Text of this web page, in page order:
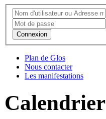
Connexion
Plan de Glos
Nous contacter
Les manifestations
Calendrier